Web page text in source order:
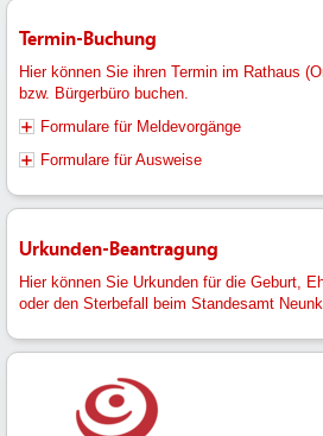
Termin-Buchung
Hier können Sie ihren Termin im Rathaus
bzw. Bürgerbüro buchen.
Formulare für Meldevorgänge
Formulare für Ausweise
Urkunden-Beantragung
Hier können Sie Urkunden für die Geburt,
oder den Sterbefall beim Standesamt